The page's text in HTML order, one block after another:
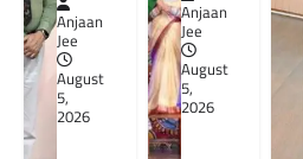
Anjaan
Jee
August
5,
2026
Anjaan
Jee
August
5,
2026